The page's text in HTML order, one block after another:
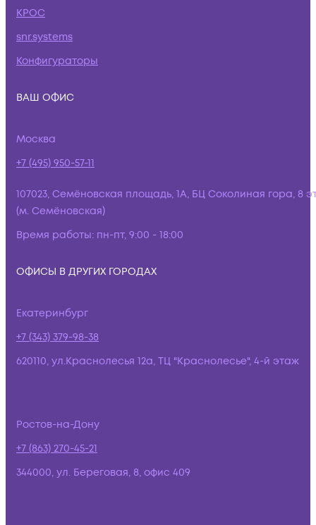
КРОС
snr.systems
Конфигураторы
ВАШ ОФИС
Москва
+7 (495) 950-57-11
107023, Семёновская площадь, 1А, БЦ Соколиная гора, 8
(м. Семёновская)
Время работы: пн-пт, 9:00 - 18:00
ОФИСЫ В ДРУГИХ ГОРОДАХ
Екатеринбург
+7 (343) 379-98-38
620110, ул.Краснолесья 12а, ТЦ "Краснолесье", 4-й этаж
Ростов-на-Дону
+7 (863) 270-45-21
344000, ул. Береговая, 8, офис 409